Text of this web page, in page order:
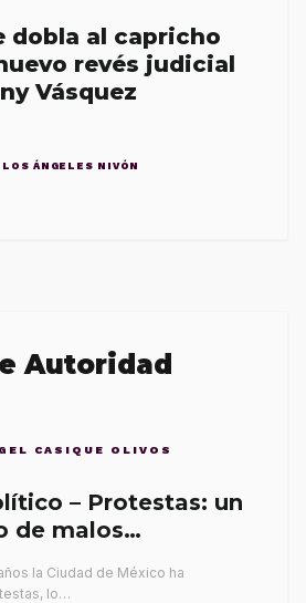
dobla al capricho
revés judicial
Vásquez
ÁNGELES NIVÓN
Autoridad
CASIQUE OLIVOS
– Protestas: un
de malos
la Ciudad de México ha
lo…